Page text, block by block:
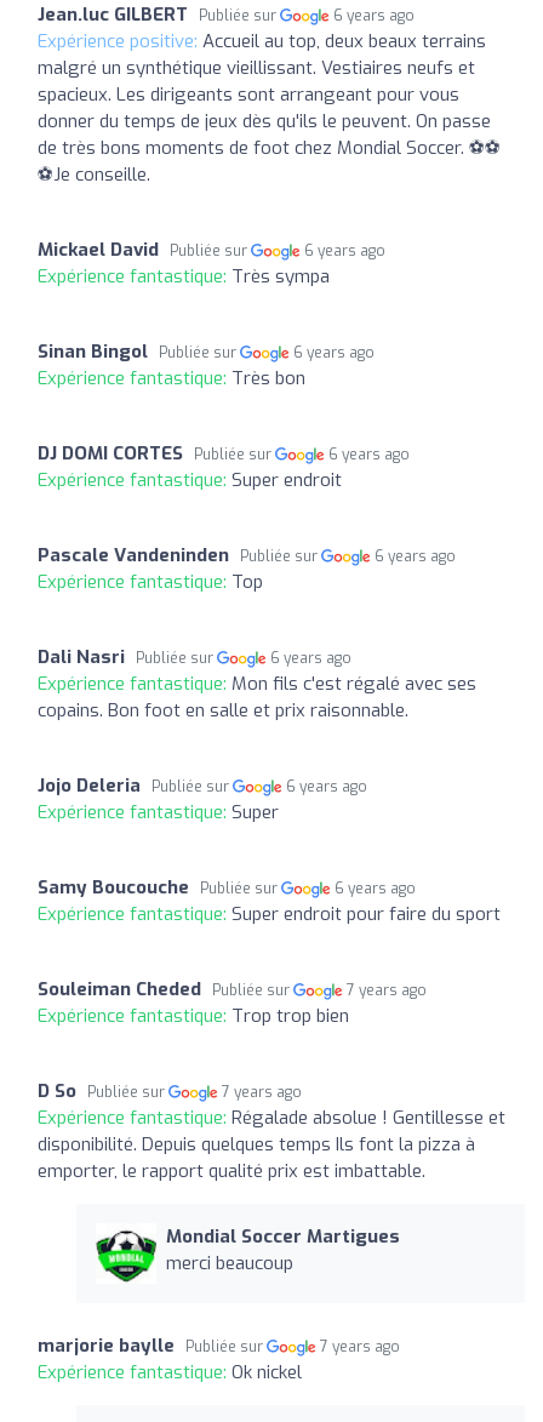
Jean.luc GILBERT Publiée sur 6 years ago
Expérience positive: Accueil au top, deux beaux terrains
malgré un synthétique vieillissant. Vestiaires neufs et
spacieux. Les dirigeants sont arrangeant pour vous
donner du temps de jeux dès qu'ils le peuvent. On passe
de très bons moments de foot chez Mondial Soccer. ⚽⚽
⚽Je conseille.
Mickael David Publiée sur 6 years ago
Expérience fantastique: Très sympa
Sinan Bingol Publiée sur 6 years ago
Expérience fantastique: Très bon
DJ DOMI CORTES Publiée sur 6 years ago
Expérience fantastique: Super endroit
Pascale Vandeninden Publiée sur 6 years ago
Expérience fantastique: Top
Dali Nasri Publiée sur 6 years ago
Expérience fantastique: Mon fils c'est régalé avec ses
copains. Bon foot en salle et prix raisonnable.
Jojo Deleria Publiée sur 6 years ago
Expérience fantastique: Super
Samy Boucouche Publiée sur 6 years ago
Expérience fantastique: Super endroit pour faire du sport
Souleiman Cheded Publiée sur 7 years ago
Expérience fantastique: Trop trop bien
D So Publiée sur 7 years ago
Expérience fantastique: Régalade absolue ! Gentillesse et
disponibilité. Depuis quelques temps Ils font la pizza à
emporter, le rapport qualité prix est imbattable.
Mondial Soccer Martigues
merci beaucoup
marjorie baylle Publiée sur 7 years ago
Expérience fantastique: Ok nickel